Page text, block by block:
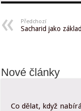
Předchozí
Sacharid jako
Nové články
Co dělat, když